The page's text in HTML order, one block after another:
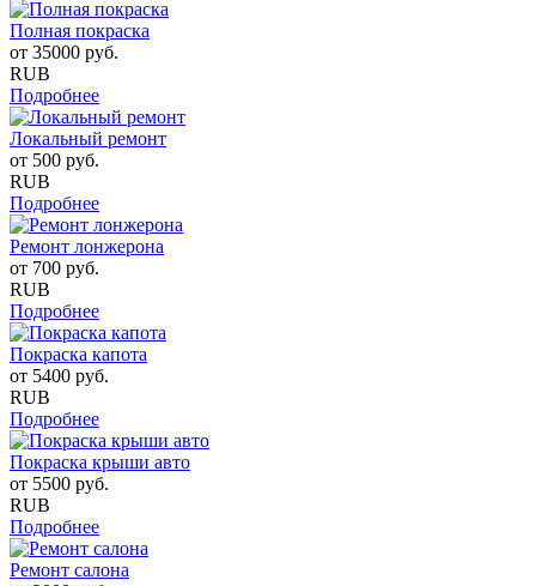
Полная покраска
от 35000 руб.
RUB
Подробнее
Локальный ремонт
от 500 руб.
RUB
Подробнее
Ремонт лонжерона
от 700 руб.
RUB
Подробнее
Покраска капота
от 5400 руб.
RUB
Подробнее
Покраска крыши авто
от 5500 руб.
RUB
Подробнее
Ремонт салона